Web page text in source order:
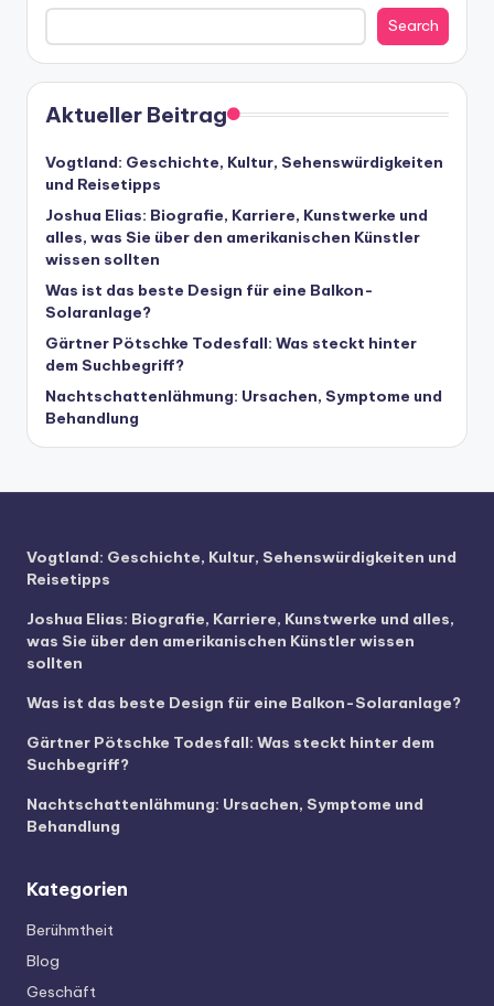
Search
Aktueller Beitrag
Vogtland: Geschichte, Kultur, Sehenswürdigkeiten
und Reisetipps
Joshua Elias: Biografie, Karriere, Kunstwerke und
alles, was Sie über den amerikanischen Künstler
wissen sollten
Was ist das beste Design für eine Balkon-
Solaranlage?
Gärtner Pötschke Todesfall: Was steckt hinter
dem Suchbegriff?
Nachtschattenlähmung: Ursachen, Symptome und
Behandlung
Vogtland: Geschichte, Kultur, Sehenswürdigkeiten und
Reisetipps
Joshua Elias: Biografie, Karriere, Kunstwerke und alles,
was Sie über den amerikanischen Künstler wissen
sollten
Was ist das beste Design für eine Balkon-Solaranlage?
Gärtner Pötschke Todesfall: Was steckt hinter dem
Suchbegriff?
Nachtschattenlähmung: Ursachen, Symptome und
Behandlung
Kategorien
Berühmtheit
Blog
Geschäft